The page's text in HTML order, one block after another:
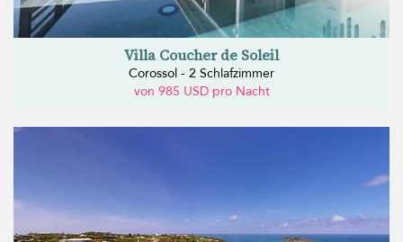
Villa Coucher de Soleil
Corossol - 2 Schlafzimmer
von 985 USD pro Nacht